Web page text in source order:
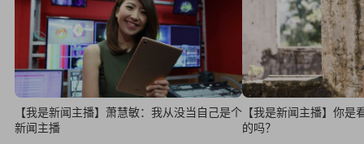
【我是新闻主播】萧慧敏：我从没当自己是个
新闻主播
【我是新闻主播】你是
的吗？